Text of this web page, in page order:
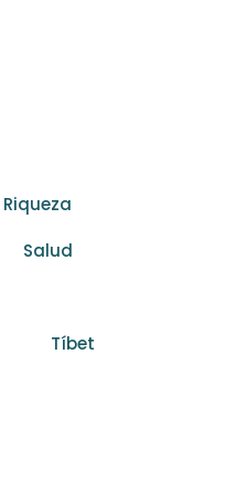
Riqueza
Salud
Tíbet